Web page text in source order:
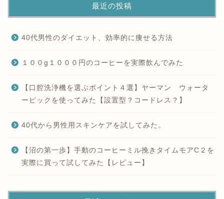
最近の投稿
40代男性のダイエット、効率的に痩せる方法
１００g１０００円のコーヒーを実際飲んでみた
【口腔洗浄機を選ぶポイント４選】ヤーマン ウォータ
ーピックを使ってみた【設置型？コードレス？】
40代から男性用スキンケアを試してみた。
【沼の第一歩】手動のコーヒーミル挽きタイムモアC２を
実際に買って試してみた【レビュー】